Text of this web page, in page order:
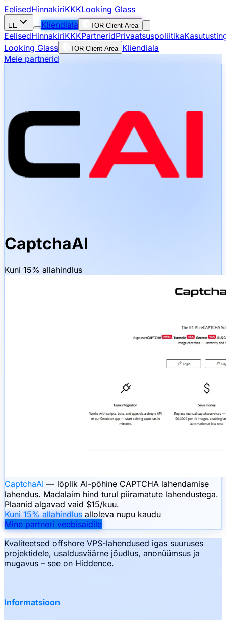
EelisedHinnakiriKKKLooking Glass
EE Kliendiala TOR Client Area
EelisedHinnakiriKKKPartneridPrivaatsuspoliitika
Looking Glass
TOR Client Area Kliendiala
Meie partnerid
CaptchaAI
Kuni 15% allahindlus
CaptchaAI — lõplik AI-põhine CAPTCHA lahendamise
lahendus. Madalaim hind turul piiramatute lahendustega.
Plaanid algavad vaid $15/kuu.
Kuni 15% allahindlus alloleva nupu kaudu
Mine partneri veebisaidile
Kvaliteetsed offshore VPS-lahendused igas suuruses
projektidele, usaldusväärne jõudlus, anonüümsus ja
mugavus – see on Hiddence.
Informatsioon